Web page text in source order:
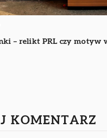
– relikt PRL czy motyw
KOMENTARZ